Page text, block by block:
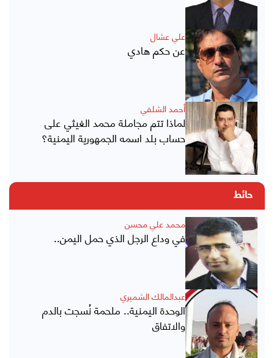
علي عشال
عن حكم هادي
أحمد الشلفي
لماذا تتم مجاملة محمد الغيثي على
حساب بلد اسمه الجمهورية اليمنية؟
حائط
محمد علي محسن
في وداع الرجل الذي حمل اليمن..
عبدالمالك الشميري
الوحدة اليمنية.. ملحمة نُسجت بالدم
والاتفاق